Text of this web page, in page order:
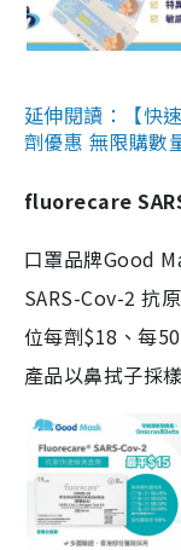
延伸閱讀：【快
劑優惠 無限購數
fluorecare
口罩品牌Good
SARS-Cov-2 抗
位每劑$18、每
產品以鼻拭子採